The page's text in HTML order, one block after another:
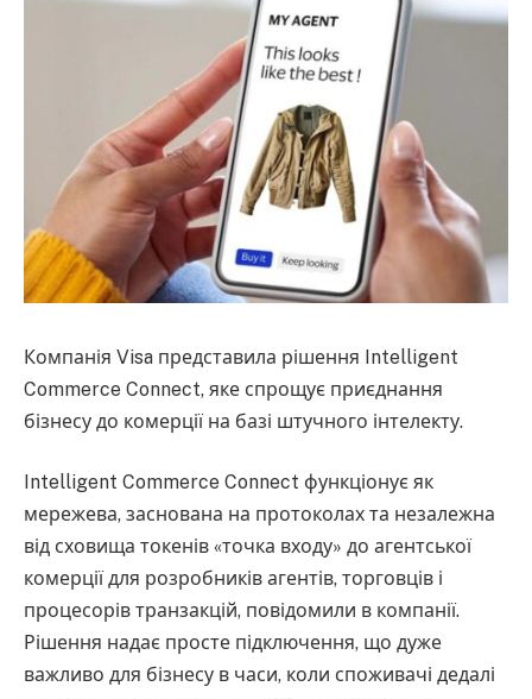
Компанія Visa представила рішення Intelligent
Commerce Connect, яке спрощує приєднання
бізнесу до комерції на базі штучного інтелекту.
Intelligent Commerce Connect функціонує як
мережева, заснована на протоколах та незалежна
від сховища токенів «точка входу» до агентської
комерції для розробників агентів, торговців і
процесорів транзакцій, повідомили в компанії.
Рішення надає просте підключення, що дуже
важливо для бізнесу в часи, коли споживачі дедалі